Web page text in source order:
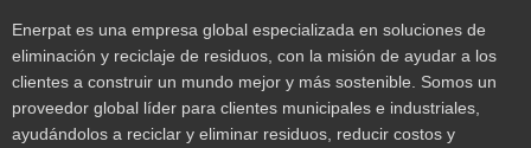
Enerpat es una empresa global especializada en soluciones de
eliminación y reciclaje de residuos, con la misión de ayudar a los
clientes a construir un mundo mejor y más sostenible. Somos un
proveedor global líder para clientes municipales e industriales,
ayudándolos a reciclar y eliminar residuos, reducir costos y